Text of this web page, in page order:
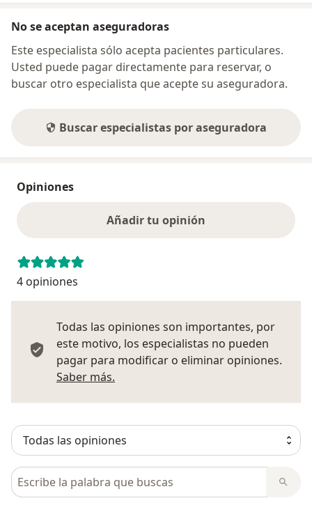
No se aceptan aseguradoras
Este especialista sólo acepta pacientes particulares.
Usted puede pagar directamente para reservar, o
buscar otro especialista que acepte su aseguradora.
Buscar especialistas por aseguradora
Opiniones
Añadir tu opinión
4 opiniones
Todas las opiniones son importantes, por
este motivo, los especialistas no pueden
pagar para modificar o eliminar opiniones.
Saber más.
Busca en opiniones